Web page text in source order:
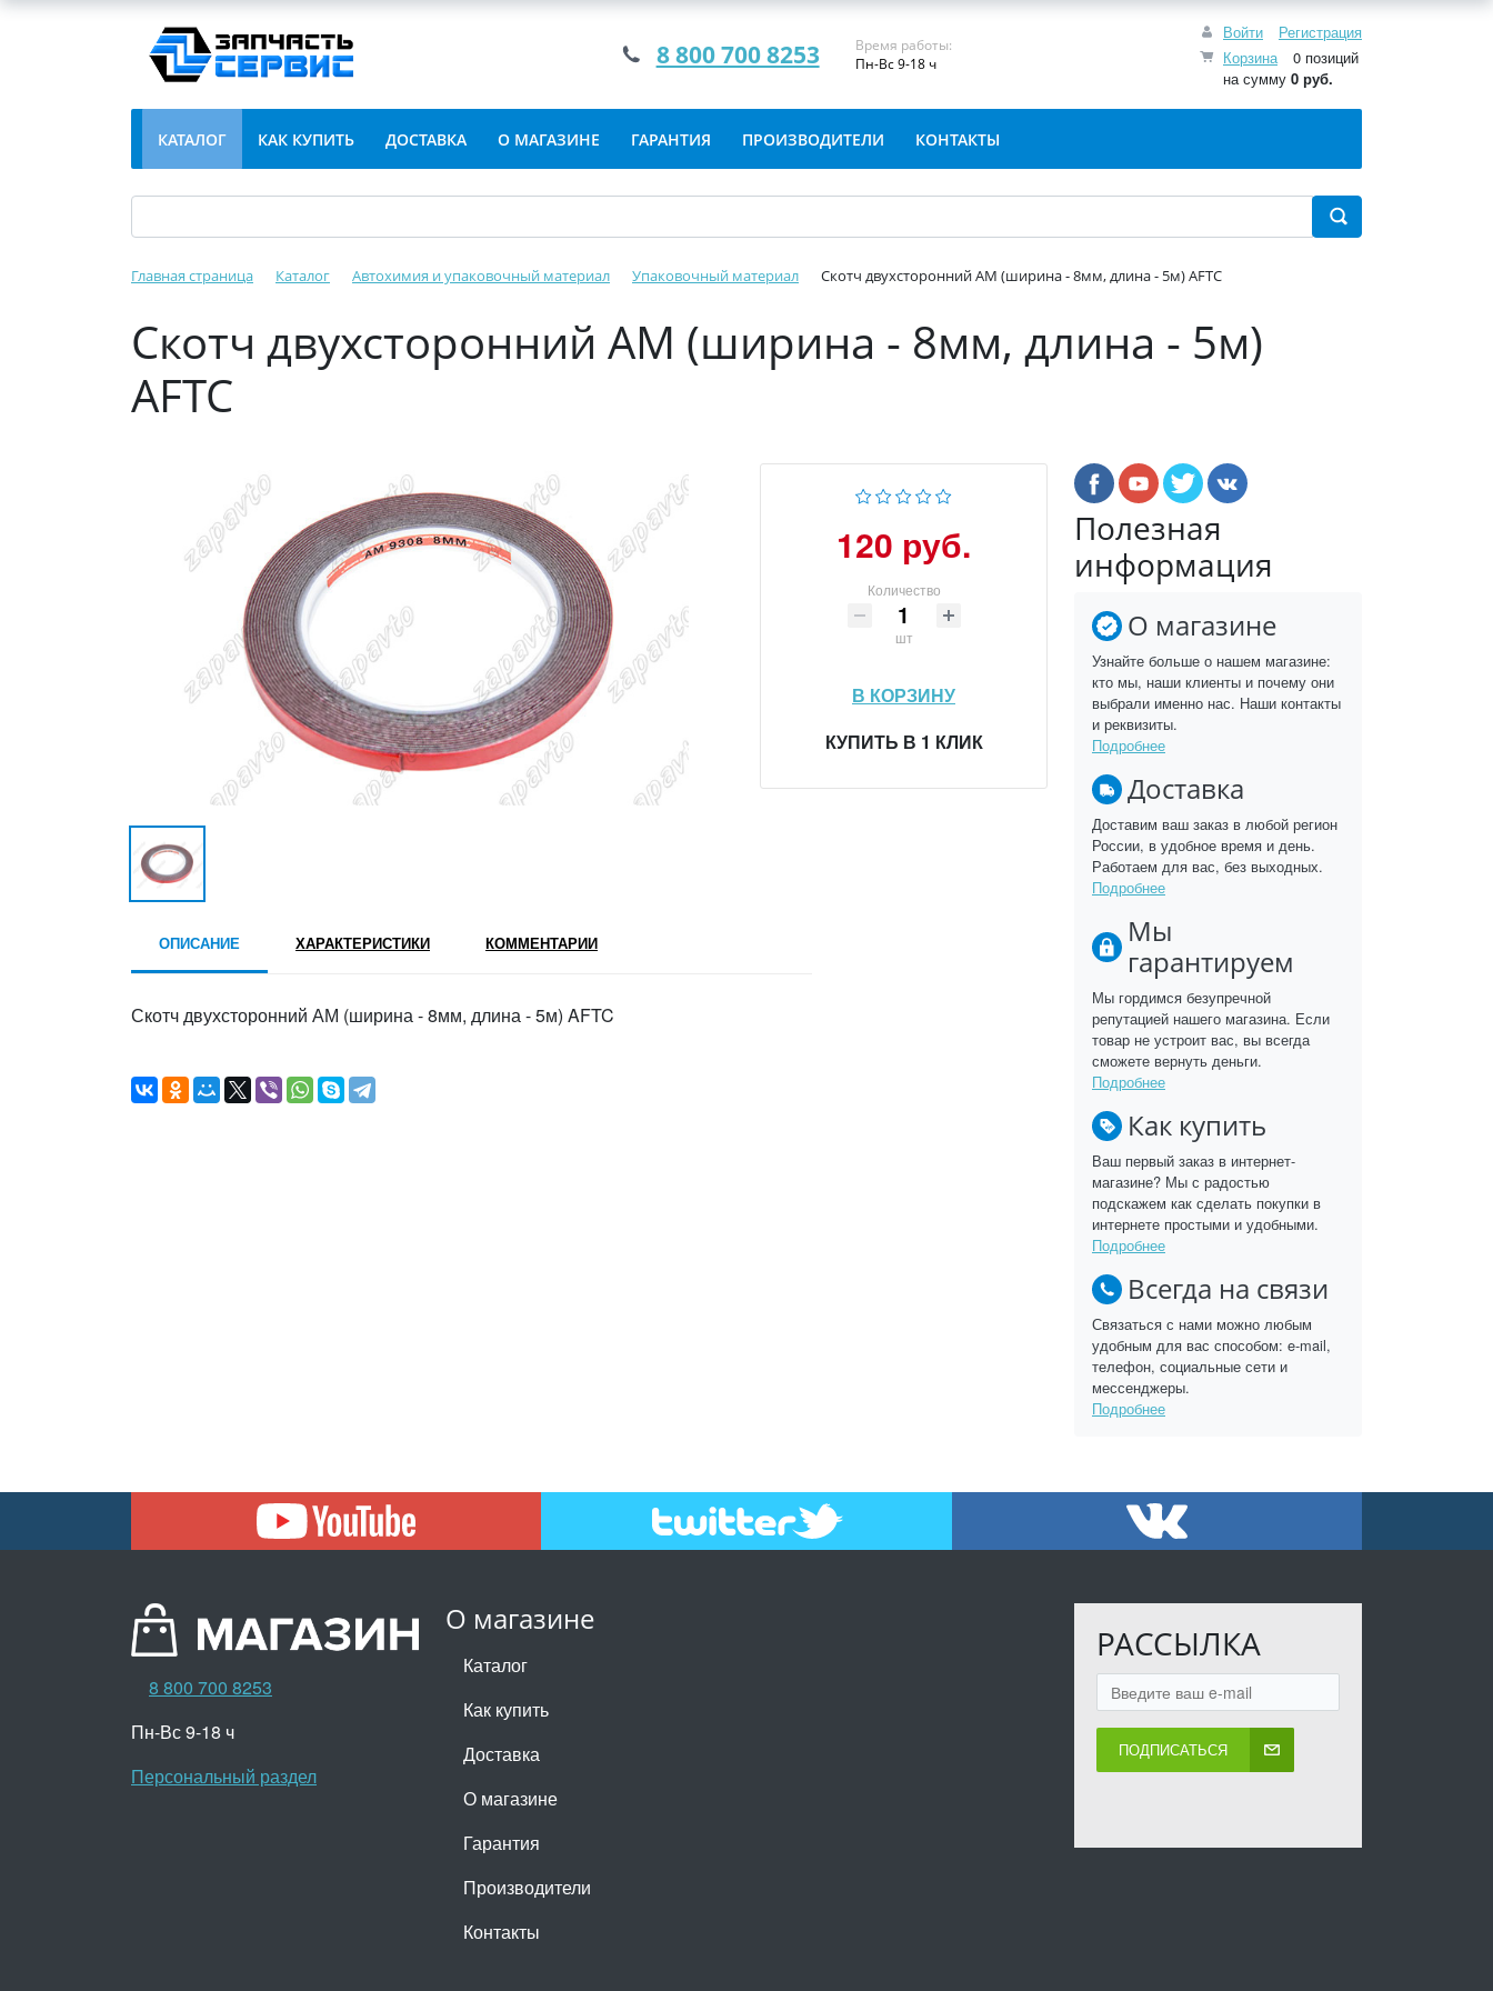
Войти
Регистрация
Корзина
0 позиций
на сумму 0 руб.
8 800 700 8253
Время работы:
Пн-Вс 9-18 ч
КАТАЛОГ КАК КУПИТЬ ДОСТАВКА О МАГАЗИНЕ ГАРАНТИЯ ПРОИЗВОДИТЕЛИ КОНТАКТЫ
Главная страница Каталог Автохимия и упаковочный материал Упаковочный материал Скотч двухсторонний АМ (ширина - 8мм, длина - 5м) AFTC
Скотч двухсторонний АМ (ширина - 8мм, длина - 5м)
AFTC
120 руб.
Количество
шт
В КОРЗИНУ
КУПИТЬ В 1 КЛИК
ОПИСАНИЕ ХАРАКТЕРИСТИКИ КОММЕНТАРИИ
Скотч двухсторонний АМ (ширина - 8мм, длина - 5м) AFTC
Полезная
информация
О магазине
Узнайте больше о нашем магазине:
кто мы, наши клиенты и почему они
выбрали именно нас. Наши контакты
и реквизиты.
Подробнее
Доставка
Доставим ваш заказ в любой регион
России, в удобное время и день.
Работаем для вас, без выходных.
Подробнее
Мы
гарантируем
Мы гордимся безупречной
репутацией нашего магазина. Если
товар не устроит вас, вы всегда
сможете вернуть деньги.
Подробнее
Как купить
Ваш первый заказ в интернет-
магазине? Мы с радостью
подскажем как сделать покупки в
интернете простыми и удобными.
Подробнее
Всегда на связи
Связаться с нами можно любым
удобным для вас способом: e-mail,
телефон, социальные сети и
мессенджеры.
Подробнее
О магазине
Каталог
Как купить
Доставка
О магазине
Гарантия
Производители
Контакты
РАССЫЛКА
ПОДПИСАТЬСЯ
8 800 700 8253
Пн-Вс 9-18 ч
Персональный раздел